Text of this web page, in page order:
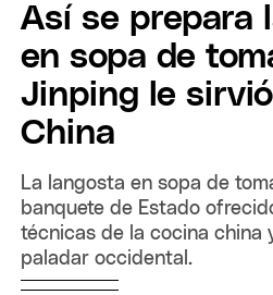
Así se prepara
en sopa de
Jinping le
China
La langosta en sopa de
banquete de Estado
técnicas de la cocina china
paladar occidental.